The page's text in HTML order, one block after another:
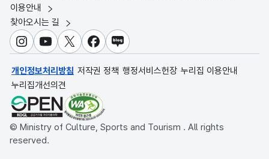
이용안내
찾아오시는 길
인스타그램
유튜브X 페이스북
블로그
개인정보처리방침 저작권 정책 행정서비스헌장 누리집 이용안내
누리집개선의견
© Ministry of Culture, Sports and Tourism . All rights
reserved.